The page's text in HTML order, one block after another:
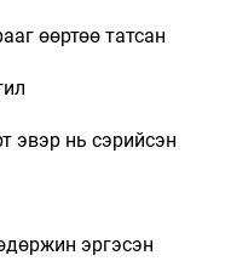
өөртөө татсан
эвэр нь сэрийсэн
эргэсэн